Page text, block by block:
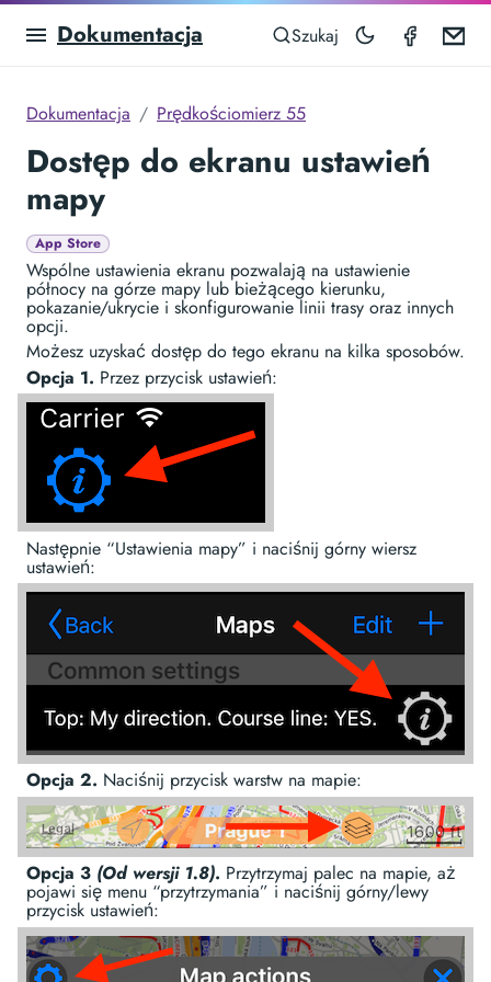
Dokumentacja Szukaj
Dokumentacja Prędkościomierz 55
Dostęp do ekranu ustawień
mapy
App Store
Wspólne ustawienia ekranu pozwalają na ustawienie
północy na górze mapy lub bieżącego kierunku,
pokazanie/ukrycie i skonfigurowanie linii trasy oraz innych
opcji.
Możesz uzyskać dostęp do tego ekranu na kilka sposobów.
Opcja 1. Przez przycisk ustawień:
Następnie “Ustawienia mapy” i naciśnij górny wiersz
ustawień:
Opcja 2. Naciśnij przycisk warstw na mapie:
Opcja 3 (Od wersji 1.8). Przytrzymaj palec na mapie, aż
pojawi się menu “przytrzymania” i naciśnij górny/lewy
przycisk ustawień: